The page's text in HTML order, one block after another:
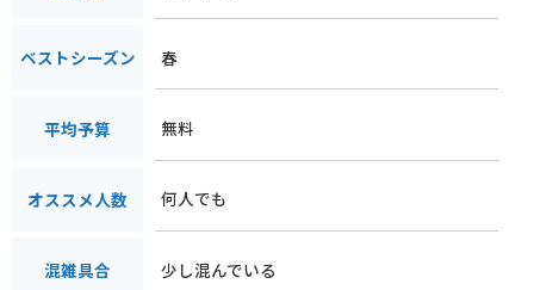
ベストシーズン 春
平均予算 無料
オススメ人数 何人でも
混雑具合 少し混んでいる